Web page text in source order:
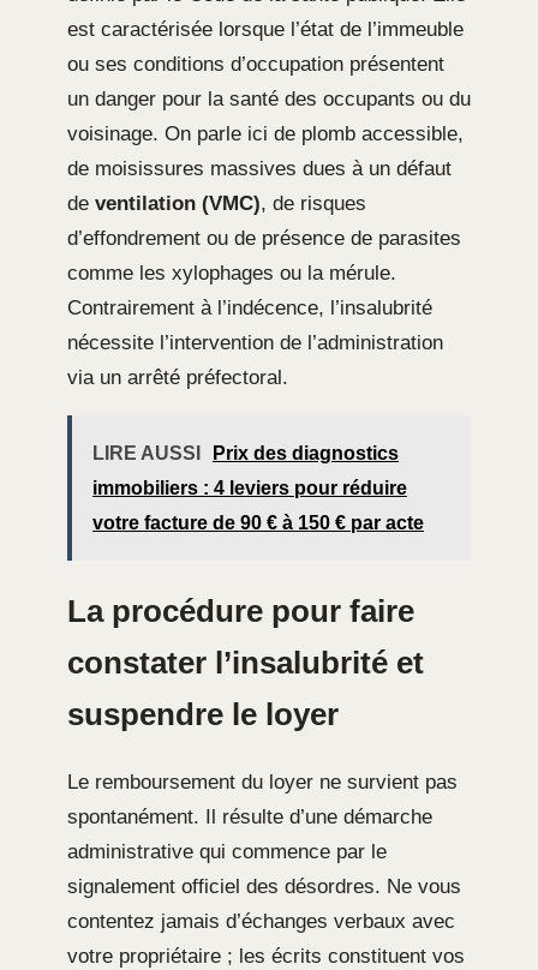
est caractérisée lorsque l’état de l’immeuble
ou ses conditions d’occupation présentent
un danger pour la santé des occupants ou du
voisinage. On parle ici de plomb accessible,
de moisissures massives dues à un défaut
de ventilation (VMC), de risques
d’effondrement ou de présence de parasites
comme les xylophages ou la mérule.
Contrairement à l’indécence, l’insalubrité
nécessite l’intervention de l’administration
via un arrêté préfectoral.
LIRE AUSSI
Prix des diagnostics
immobiliers : 4 leviers pour réduire
votre facture de 90 € à 150 € par acte
La procédure pour faire
constater l’insalubrité et
suspendre le loyer
Le remboursement du loyer ne survient pas
spontanément. Il résulte d’une démarche
administrative qui commence par le
signalement officiel des désordres. Ne vous
contentez jamais d’échanges verbaux avec
votre propriétaire ; les écrits constituent vos